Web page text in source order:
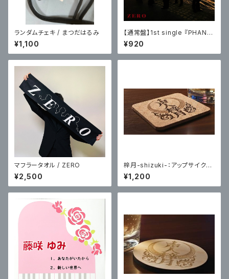
ランダムチェキ / まつだはるみ
¥1,100
【通常盤】1st single 『PHANT
OM』（CD） / ZERO
¥920
マフラータオル / ZERO
¥2,500
梓月-shizuki-：アップサイクル
コースター(コルク四角)
¥1,200